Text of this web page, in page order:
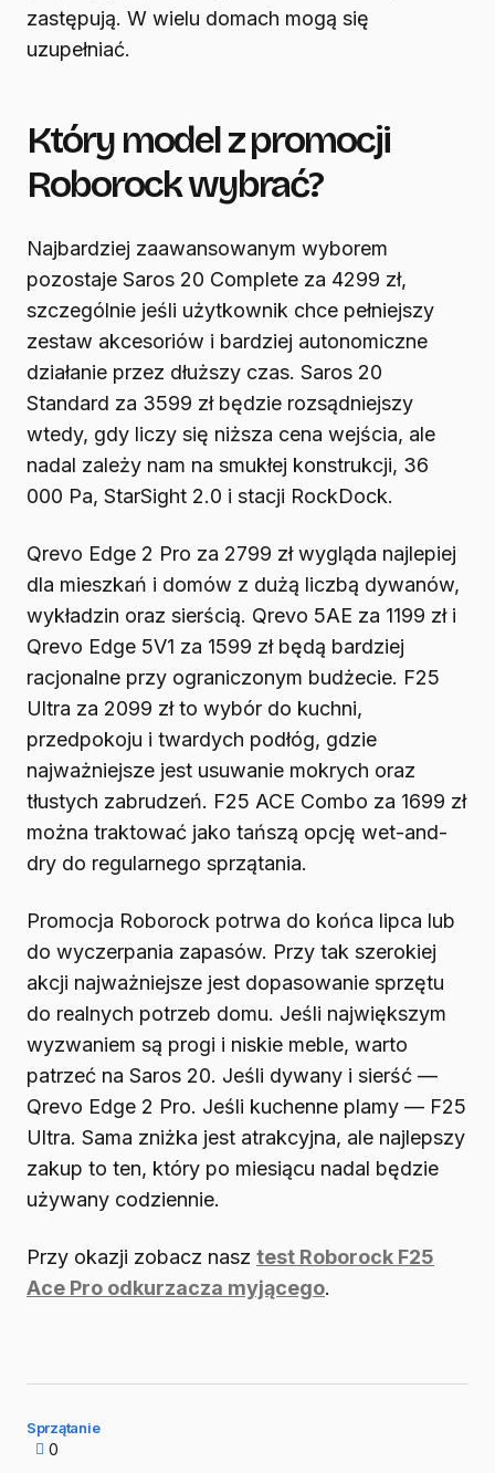
zastępują. W wielu domach mogą się
uzupełniać.
Który model z promocji
Roborock wybrać?
Najbardziej zaawansowanym wyborem
pozostaje Saros 20 Complete za 4299 zł,
szczególnie jeśli użytkownik chce pełniejszy
zestaw akcesoriów i bardziej autonomiczne
działanie przez dłuższy czas. Saros 20
Standard za 3599 zł będzie rozsądniejszy
wtedy, gdy liczy się niższa cena wejścia, ale
nadal zależy nam na smukłej konstrukcji, 36
000 Pa, StarSight 2.0 i stacji RockDock.
Qrevo Edge 2 Pro za 2799 zł wygląda najlepiej
dla mieszkań i domów z dużą liczbą dywanów,
wykładzin oraz sierścią. Qrevo 5AE za 1199 zł i
Qrevo Edge 5V1 za 1599 zł będą bardziej
racjonalne przy ograniczonym budżecie. F25
Ultra za 2099 zł to wybór do kuchni,
przedpokoju i twardych podłóg, gdzie
najważniejsze jest usuwanie mokrych oraz
tłustych zabrudzeń. F25 ACE Combo za 1699 zł
można traktować jako tańszą opcję wet-and-
dry do regularnego sprzątania.
Promocja Roborock potrwa do końca lipca lub
do wyczerpania zapasów. Przy tak szerokiej
akcji najważniejsze jest dopasowanie sprzętu
do realnych potrzeb domu. Jeśli największym
wyzwaniem są progi i niskie meble, warto
patrzeć na Saros 20. Jeśli dywany i sierść —
Qrevo Edge 2 Pro. Jeśli kuchenne plamy — F25
Ultra. Sama zniżka jest atrakcyjna, ale najlepszy
zakup to ten, który po miesiącu nadal będzie
używany codziennie.
Przy okazji zobacz nasz test Roborock F25
Ace Pro odkurzacza myjącego.
Sprzątanie
0